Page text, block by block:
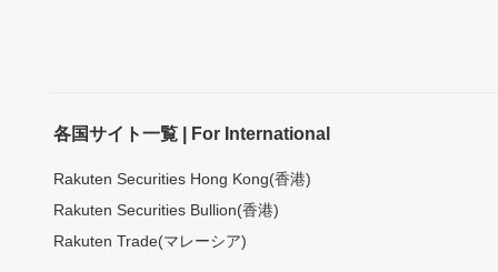
各国サイト一覧 | For International
Rakuten Securities Hong Kong(香港)
Rakuten Securities Bullion(香港)
Rakuten Trade(マレーシア)